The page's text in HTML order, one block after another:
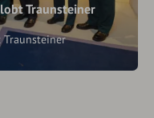
Traunsteiner
Traunsteiner